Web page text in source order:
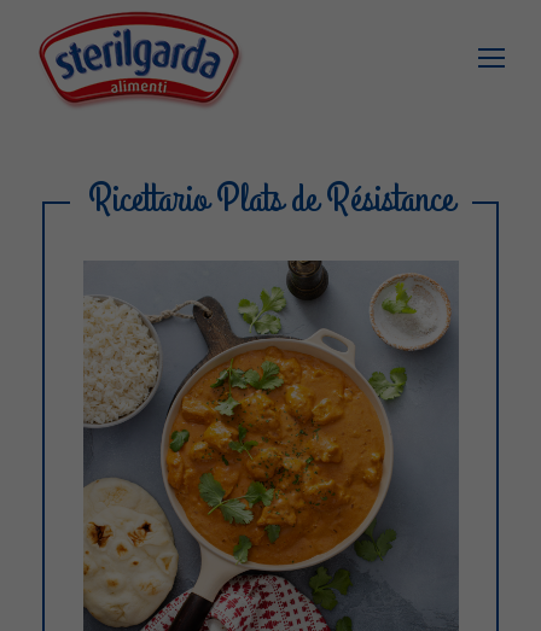
Ricettario Plats de Résistance